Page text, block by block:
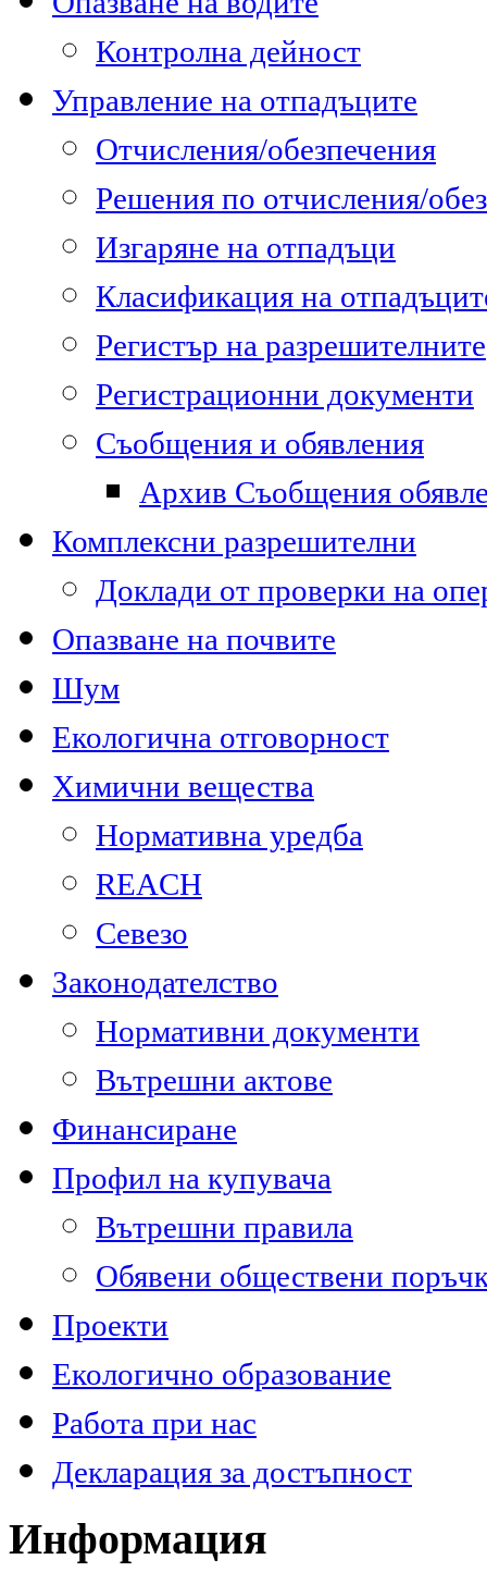
Контролна дейност
Управление на отпадъците
Отчисления/обезпечения
Решения по отчисления/
Изгаряне на отпадъци
Класификация на
Регистър на разрешителните
Регистрационни документи
Съобщения и обявления
Архив Съобщения
Комплексни разрешителни
Доклади от проверки на
Опазване на почвите
Шум
Екологична отговорност
Химични вещества
Нормативна уредба
REACH
Севезо
Законодателство
Нормативни документи
Вътрешни актове
Финансиране
Профил на купувача
Вътрешни правила
Обявени обществени
Проекти
Екологично образование
Работа при нас
Декларация за достъпност
Информация